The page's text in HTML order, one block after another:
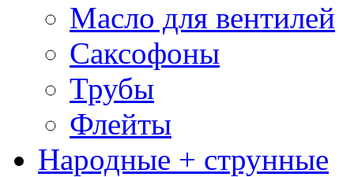
Масло для вентилей
Саксофоны
Трубы
Флейты
Народные + струнные